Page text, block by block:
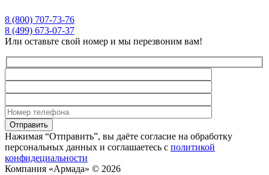
8 (800) 707-73-76
8 (499) 673-07-37
Или оставьте свой номер и мы перезвоним вам!
Нажимая “Отправить”, вы даёте согласие на обработку
персональных данных и соглашаетесь с политикой
конфидециальности
Компания «Армада» © 2026